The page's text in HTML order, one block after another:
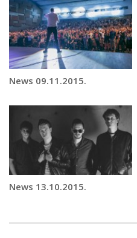
News 09.11.2015.
News 13.10.2015.